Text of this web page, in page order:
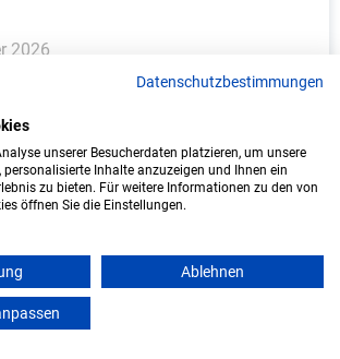
2026
Kindheitspädagogik (B.A.)
Datenschutzbestimmungen
unserer Besucherdaten platzieren, um unsere
personalisierte Inhalte anzuzeigen und Ihnen ein
zu bieten. Für weitere Informationen zu den von
öffnen Sie die Einstellungen.
Ablehnen